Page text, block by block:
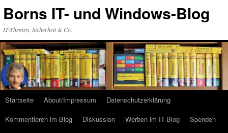
Inhalt
Borns IT- und Windows-Blog
IT-Themen, Sicherheit & Co.
Startseite About/Impressum
Datenschutzerklärung
Kommentieren im Blog
Diskussion Werben im IT-Blog
Spenden